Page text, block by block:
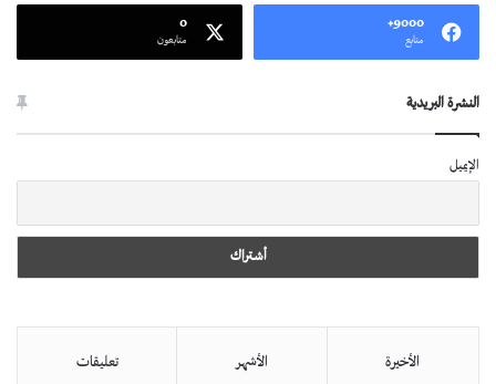
9000+
متابع
0
متابعون
النشرة البريدية
الإيميل
الأخيرة الأشهر تعليقات